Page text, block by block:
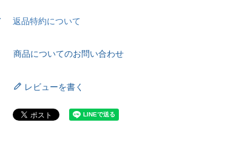
ミドリ キイロ
返品特約について
商品についてのお問い合わせ
レビューを書く